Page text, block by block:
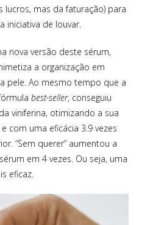
lucros, mas da faturação) para
iniciativa de louvar.
nova versão deste sérum,
a organização em
pele. Ao mesmo tempo que a
best-seller, conseguiu
viniferina, otimizando a sua
com uma eficácia 3.9 vezes
“Sem querer” aumentou a
em 4 vezes. Ou seja, uma
eficaz.